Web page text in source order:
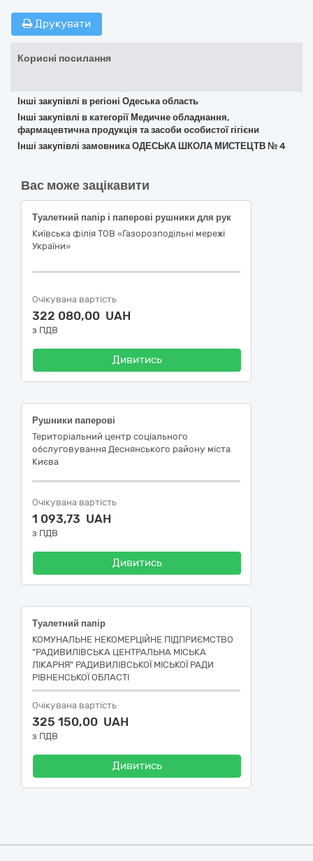
Друкувати
Корисні посилання
Інші закупівлі в регіоні Одеська область
Інші закупівлі в категорії Медичне обладнання,
фармацевтична продукція та засоби особистої гігієни
Інші закупівлі замовника ОДЕСЬКА ШКОЛА МИСТЕЦТВ № 4
Вас може зацікавити
Туалетний папір і паперові рушники для рук
Київська філія ТОВ «Газорозподільні мережі
України»
Очікувана вартість
322 080,00 UAH
з ПДВ
Дивитись
Рушники паперові
Територіальний центр соціального
обслуговування Деснянського району міста
Києва
Очікувана вартість
1 093,73 UAH
з ПДВ
Дивитись
Туалетний папір
КОМУНАЛЬНЕ НЕКОМЕРЦІЙНЕ ПІДПРИЄМСТВО
"РАДИВИЛІВСЬКА ЦЕНТРАЛЬНА МІСЬКА
ЛІКАРНЯ" РАДИВИЛІВСЬКОЇ МІСЬКОЇ РАДИ
РІВНЕНСЬКОЇ ОБЛАСТІ
Очікувана вартість
325 150,00 UAH
з ПДВ
Дивитись